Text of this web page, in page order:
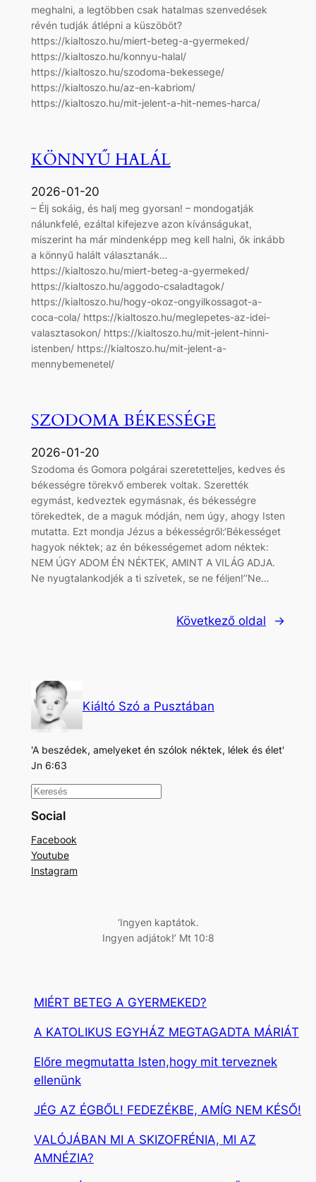
meghalni, a legtöbben csak hatalmas szenvedések
révén tudják átlépni a küszöböt?
https://kialtoszo.hu/miert-beteg-a-gyermeked/
https://kialtoszo.hu/konnyu-halal/
https://kialtoszo.hu/szodoma-bekessege/
https://kialtoszo.hu/az-en-kabriom/
https://kialtoszo.hu/mit-jelent-a-hit-nemes-harca/
KÖNNYŰ HALÁL
2026-01-20
– Élj sokáig, és halj meg gyorsan! – mondogatják
nálunkfelé, ezáltal kifejezve azon kívánságukat,
miszerint ha már mindenképp meg kell halni, ők inkább
a könnyű halált választanák…
https://kialtoszo.hu/miert-beteg-a-gyermeked/
https://kialtoszo.hu/aggodo-csaladtagok/
https://kialtoszo.hu/hogy-okoz-ongyilkossagot-a-
coca-cola/ https://kialtoszo.hu/meglepetes-az-idei-
valasztasokon/ https://kialtoszo.hu/mit-jelent-hinni-
istenben/ https://kialtoszo.hu/mit-jelent-a-
mennybemenetel/
SZODOMA BÉKESSÉGE
2026-01-20
Szodoma és Gomora polgárai szeretetteljes, kedves és
békességre törekvő emberek voltak. Szerették
egymást, kedveztek egymásnak, és békességre
törekedtek, de a maguk módján, nem úgy, ahogy Isten
mutatta. Ezt mondja Jézus a békességről:‘Békességet
hagyok néktek; az én békességemet adom néktek:
NEM ÚGY ADOM ÉN NÉKTEK, AMINT A VILÁG ADJA.
Ne nyugtalankodjék a ti szívetek, se ne féljen!’‘Ne…
Következő oldal →
Kiáltó Szó a Pusztában
'A beszédek, amelyeket én szólok néktek, lélek és élet'
Jn 6:63
K
e
e
s
Social
Facebook
Youtube
Instagram
‘Ingyen kaptátok.
Ingyen adjátok!’ Mt 10:8
MIÉRT BETEG A GYERMEKED?
A KATOLIKUS EGYHÁZ MEGTAGADTA MÁRIÁT
Előre megmutatta Isten,hogy mit terveznek
ellenünk
JÉG AZ ÉGBŐL! FEDEZÉKBE, AMÍG NEM KÉSŐ!
VALÓJÁBAN MI A SKIZOFRÉNIA, MI AZ
AMNÉZIA?